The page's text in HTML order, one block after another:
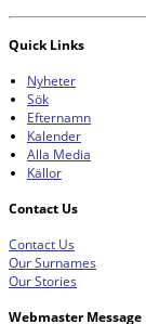
Quick Links
Nyheter
Sök
Efternamn
Kalender
Alla Media
Källor
Contact Us
Contact Us
Our Surnames
Our Stories
Webmaster Message